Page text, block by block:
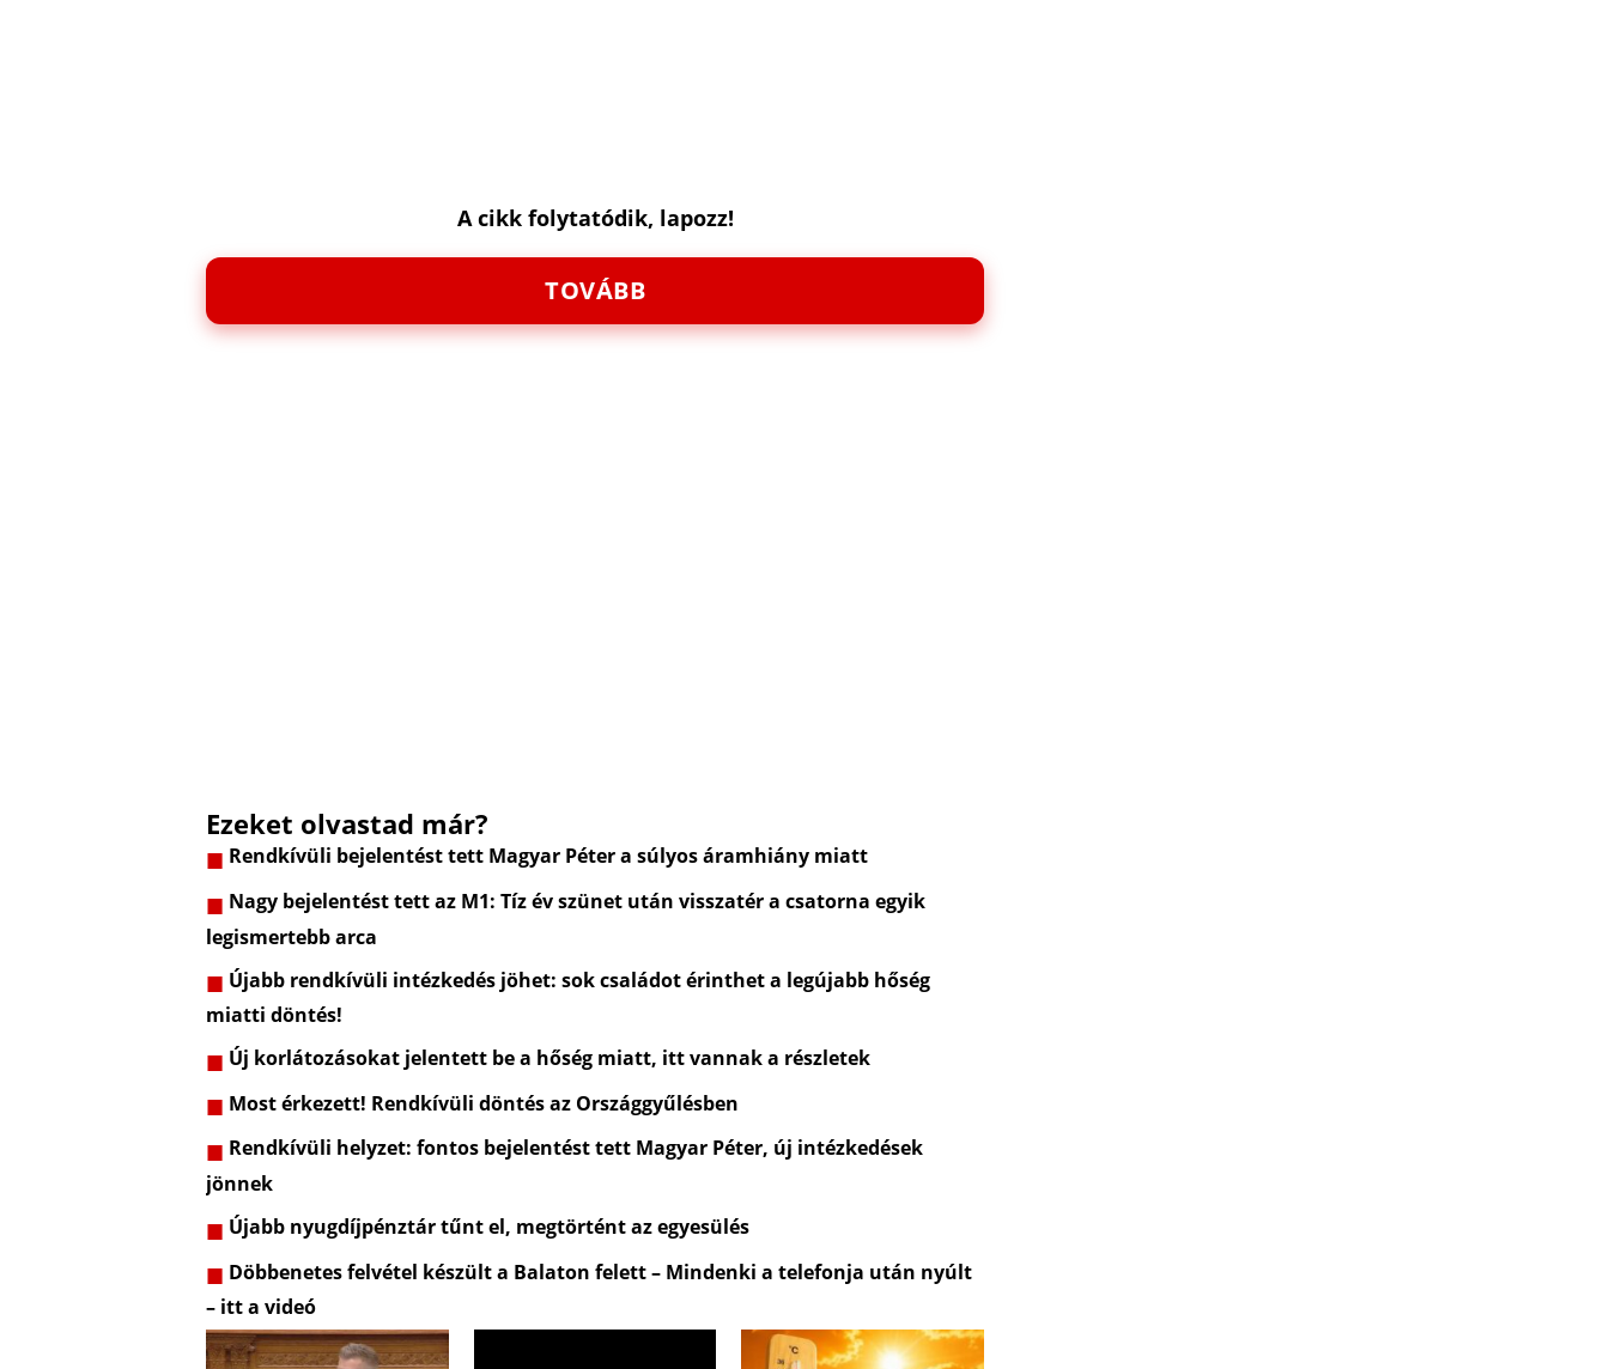
A cikk folytatódik, lapozz!
TOVÁBB
Ezeket olvastad már?
Rendkívüli bejelentést tett Magyar Péter a súlyos áramhiány miatt
Nagy bejelentést tett az M1: Tíz év szünet után visszatér a csatorna egyik
legismertebb arca
Újabb rendkívüli intézkedés jöhet: sok családot érinthet a legújabb hőség
miatti döntés!
Új korlátozásokat jelentett be a hőség miatt, itt vannak a részletek
Most érkezett! Rendkívüli döntés az Országgyűlésben
Rendkívüli helyzet: fontos bejelentést tett Magyar Péter, új intézkedések
jönnek
Újabb nyugdíjpénztár tűnt el, megtörtént az egyesülés
Döbbenetes felvétel készült a Balaton felett – Mindenki a telefonja után nyúlt
– itt a videó